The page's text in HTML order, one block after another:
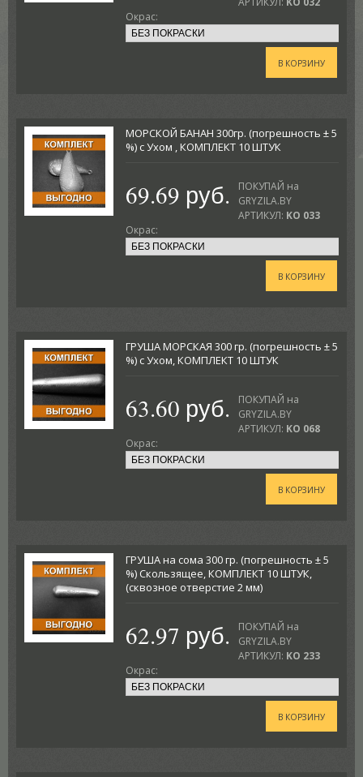
Окрас:
В КОРЗИНУ
МОРСКОЙ БАНАН 300гр. (погрешность ± 5
%) с Ухом , КОМПЛЕКТ 10 ШТУК
69.69 руб.
ПОКУПАЙ на
GRYZILA.BY
АРТИКУЛ: KO 033
Окрас:
В КОРЗИНУ
ГРУША МОРСКАЯ 300 гр. (погрешность ± 5
%) с Ухом, КОМПЛЕКТ 10 ШТУК
63.60 руб.
ПОКУПАЙ на
GRYZILA.BY
АРТИКУЛ: KO 068
Окрас:
В КОРЗИНУ
ГРУША на сома 300 гр. (погрешность ± 5
%) Скользящее, КОМПЛЕКТ 10 ШТУК,
(сквозное отверстие 2 мм)
62.97 руб.
ПОКУПАЙ на
GRYZILA.BY
АРТИКУЛ: KO 233
Окрас:
В КОРЗИНУ